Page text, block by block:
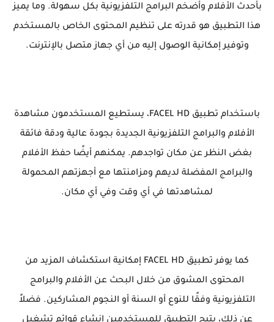
بأحدث الأفلام وأضخم البرامج التلفزيونية بكل سهولة. وما يميز
هذا التطبيق هو قدرته على تنظيم المحتوى الخاص بالمستخدم
وتوفير إمكانية الوصول إليه من أي جهاز متصل بالإنترنت.
باستخدام تطبيق FACEL HD، يستطيع المستخدمون مشاهدة
الأفلام والبرامج التلفزيونية الجديدة بجودة عالية ودقة فائقة
بغض النظر عن مكان تواجدهم. يمكنهم أيضًا حفظ الأفلام
والبرامج المفضلة لديهم ومزامنتها مع أجهزتهم المحمولة
لمشاهدتها في أي وقت وفي أي مكان.
كما يوفر تطبيق FACEL HD إمكانية استكشاف المزيد من
المحتوى المشوق من خلال البحث عن الأفلام والبرامج
التلفزيونية وفقًا للنوع أو السنة أو النجوم المشاركين. فضلاً